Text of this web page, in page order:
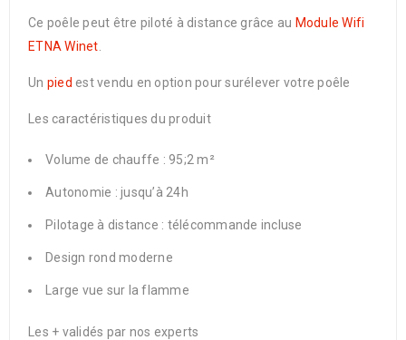
Ce poêle peut être piloté à distance grâce au Module Wifi
ETNA Winet
Un pied est vendu en option pour surélever votre poêle
Les caractéristiques du produit
Volume de chauffe : 95;2 m²
Autonomie : jusqu’à 24h
Pilotage à distance : télécommande incluse
Design rond moderne
Large vue sur la flamme
Les + validés par nos experts